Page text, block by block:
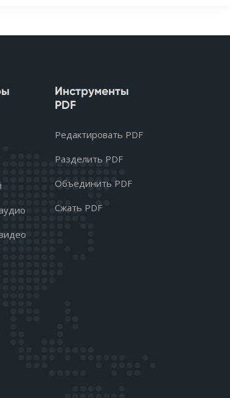
Инструменты
PDF
Редактировать PDF
Разделить PDF
Объединить PDF
Сжать PDF